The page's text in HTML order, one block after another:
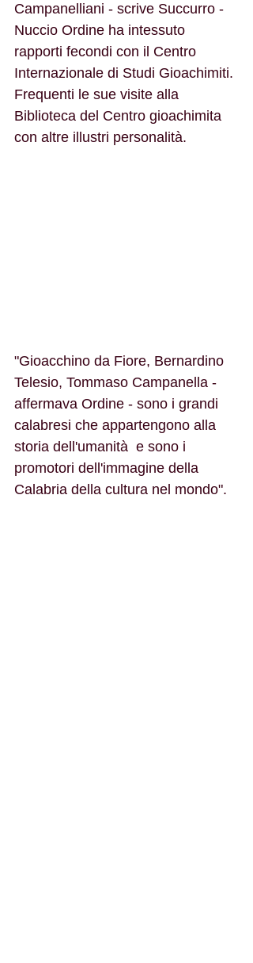
Campanelliani - scrive Succurro -
Nuccio Ordine ha intessuto
rapporti fecondi con il Centro
Internazionale di Studi Gioachimiti.
Frequenti le sue visite alla
Biblioteca del Centro gioachimita
con altre illustri personalità.
"Gioacchino da Fiore, Bernardino
Telesio, Tommaso Campanella -
affermava Ordine - sono i grandi
calabresi che appartengono alla
storia dell'umanità  e sono i
promotori dell'immagine della
Calabria della cultura nel mondo".